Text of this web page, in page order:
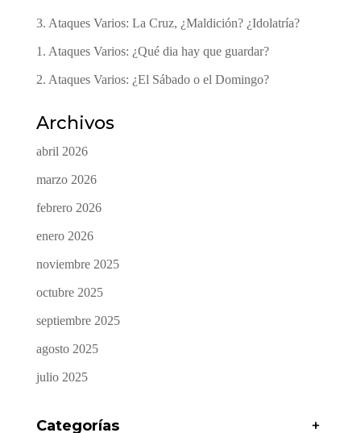
3. Ataques Varios: La Cruz, ¿Maldición? ¿Idolatría?
1. Ataques Varios: ¿Qué dia hay que guardar?
2. Ataques Varios: ¿El Sábado o el Domingo?
Archivos
abril 2026
marzo 2026
febrero 2026
enero 2026
noviembre 2025
octubre 2025
septiembre 2025
agosto 2025
julio 2025
Categorías +